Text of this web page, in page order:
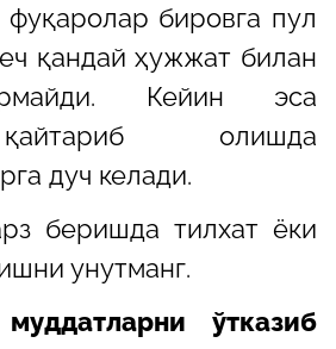
бировга пул
қандай ҳужжат билан
Кейин эса
олишда
дуч келади.
беришда тилхат ёки
унутманг.
ўтказиб